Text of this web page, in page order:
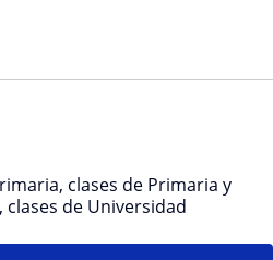
clases de Primaria y
clases de Universidad